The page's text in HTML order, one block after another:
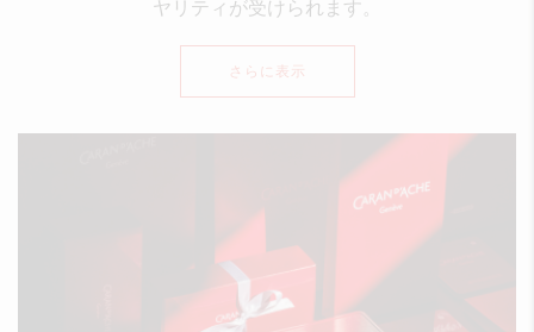
ヤリティが受けられます。
さらに表示